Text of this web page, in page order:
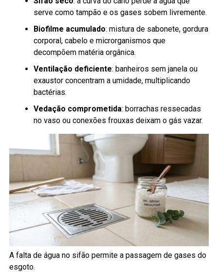
serve como tampão e os gases sobem livremente.
Biofilme acumulado: mistura de sabonete, gordura
corporal, cabelo e microrganismos que
decompõem matéria orgânica.
Ventilação deficiente: banheiros sem janela ou
exaustor concentram a umidade, multiplicando
bactérias.
Vedação comprometida: borrachas ressecadas
no vaso ou conexões frouxas deixam o gás vazar.
A falta de água no sifão permite a passagem de gases do
esgoto.